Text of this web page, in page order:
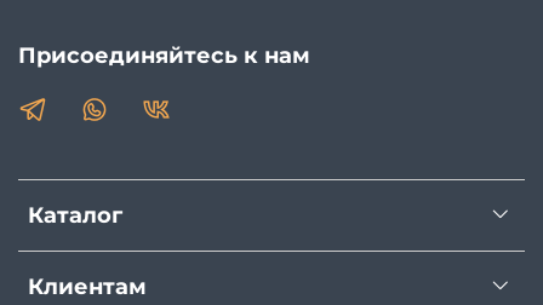
Каталог
Клиентам
Присоединяйтесь к нам